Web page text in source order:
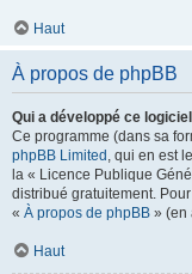
Haut
À propos de phpBB
Qui a développé ce
Ce programme (dans sa
phpBB Limited , qui en est
la « Licence Publique
distribué gratuitement.
« À propos de phpBB » (en
Haut